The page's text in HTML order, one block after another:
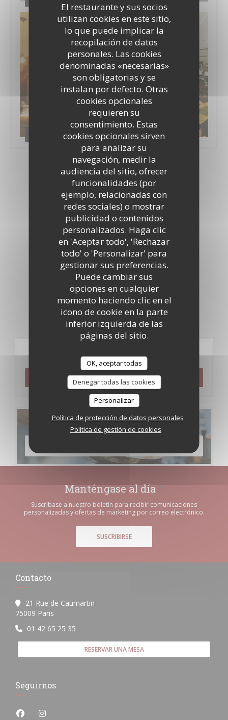
El restaurante y sus socios
utilizan cookies en este sitio,
lo que puede implicar la
recopilación de datos
personales. Las cookies
denominadas «necesarias»
son obligatorias y se
instalan por defecto. Otras
cookies opcionales
requieren su
consentimiento. Estas
cookies opcionales sirven
para analizar su
navegación, medir la
audiencia del sitio, ofrecer
funcionalidades (por
ejemplo, relacionadas con
redes sociales) o mostrar
publicidad o contenidos
personalizados. Haga clic
en 'Aceptar todo', 'Rechazar
todo' o 'Personalizar' para
gestionar sus preferencias.
Puede cambiar sus
opciones en cualquier
momento haciendo clic en el
icono de cookie en la parte
inferior izquierda de las
páginas del sitio.
OK, aceptar todas
Denegar todas las cookies
Personalizar
Política de protección de datos personales
Política de gestión de cookies
Tour virtual
Reserva
RESERVAR UNA MESA
Carta
Manténgase al día *
Suscríbase a nuestro boletín para recibir comunicaciones
personalizadas y ofertas de marketing por correo electrónico.
SUSCRIBIRSE
Contacto
21 Rue de Caumartin
75009 Paris
01 42 65 25 35
RESERVAR UNA MESA
Seguirnos